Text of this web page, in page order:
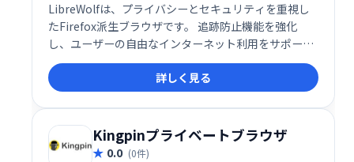
LibreWolfは、プライバシーとセキュリティを重視し
たFirefox派生ブラウザです。 追跡防止機能を強化
し、ユーザーの自由なインターネット利用をサポート
します。 煩わしい広告やトラッキングをブロックし、
安全で快適なブラウジング体験を提供します。
Firefoxをベースに開発された信頼性の高い、プライバ
シー重視のブラウザをお探しの方におすすめです。
詳しく見る
Kingpinプライベートブラウザ
0.0 (0件)